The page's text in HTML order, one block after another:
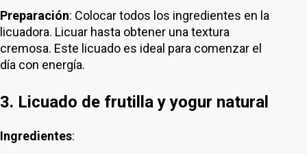
Preparación: Colocar todos los ingredientes en la
licuadora. Licuar hasta obtener una textura
cremosa. Este licuado es ideal para comenzar el
día con energía.
3. Licuado de frutilla y yogur natural
Ingredientes: